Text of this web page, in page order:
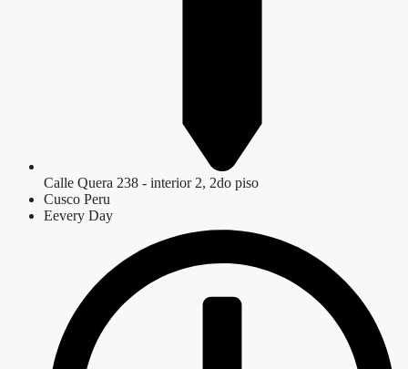
Calle Quera 238 - interior 2, 2do piso
Cusco Peru
Eevery Day